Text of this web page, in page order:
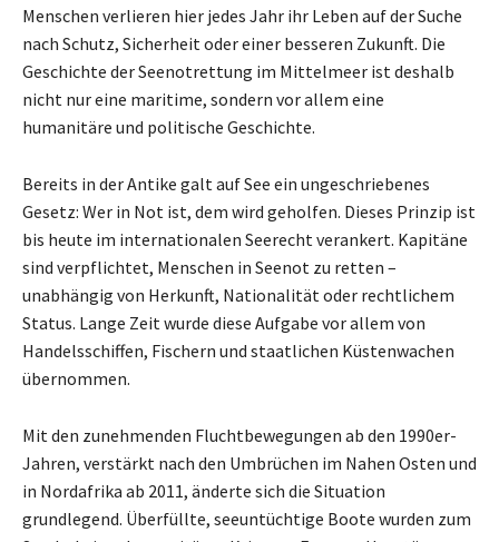
Menschen verlieren hier jedes Jahr ihr Leben auf der Suche
nach Schutz, Sicherheit oder einer besseren Zukunft. Die
Geschichte der Seenotrettung im Mittelmeer ist deshalb
nicht nur eine maritime, sondern vor allem eine
humanitäre und politische Geschichte.
Bereits in der Antike galt auf See ein ungeschriebenes
Gesetz: Wer in Not ist, dem wird geholfen. Dieses Prinzip ist
bis heute im internationalen Seerecht verankert. Kapitäne
sind verpflichtet, Menschen in Seenot zu retten –
unabhängig von Herkunft, Nationalität oder rechtlichem
Status. Lange Zeit wurde diese Aufgabe vor allem von
Handelsschiffen, Fischern und staatlichen Küstenwachen
übernommen.
Mit den zunehmenden Fluchtbewegungen ab den 1990er-
Jahren, verstärkt nach den Umbrüchen im Nahen Osten und
in Nordafrika ab 2011, änderte sich die Situation
grundlegend. Überfüllte, seeuntüchtige Boote wurden zum